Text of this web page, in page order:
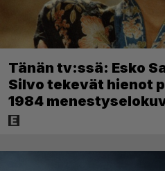
Tänän tv:ssä: Esko
Silvo tekevät hienot
1984